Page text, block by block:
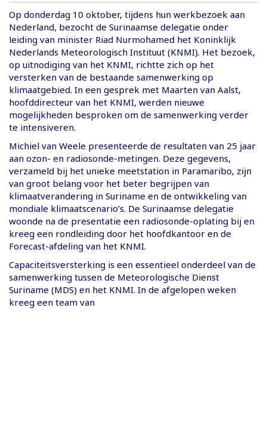
Op donderdag 10 oktober, tijdens hun werkbezoek aan
Nederland, bezocht de Surinaamse delegatie onder
leiding van minister Riad Nurmohamed het Koninklijk
Nederlands Meteorologisch Instituut (KNMI). Het bezoek,
op uitnodiging van het KNMI, richtte zich op het
versterken van de bestaande samenwerking op
klimaatgebied. In een gesprek met Maarten van Aalst,
hoofddirecteur van het KNMI, werden nieuwe
mogelijkheden besproken om de samenwerking verder
te intensiveren.
Michiel van Weele presenteerde de resultaten van 25 jaar
aan ozon- en radiosonde-metingen. Deze gegevens,
verzameld bij het unieke meetstation in Paramaribo, zijn
van groot belang voor het beter begrijpen van
klimaatverandering in Suriname en de ontwikkeling van
mondiale klimaatscenario’s. De Surinaamse delegatie
woonde na de presentatie een radiosonde-oplating bij en
kreeg een rondleiding door het hoofdkantoor en de
Forecast-afdeling van het KNMI.
Capaciteitsversterking is een essentieel onderdeel van de
samenwerking tussen de Meteorologische Dienst
Suriname (MDS) en het KNMI. In de afgelopen weken
kreeg een team van